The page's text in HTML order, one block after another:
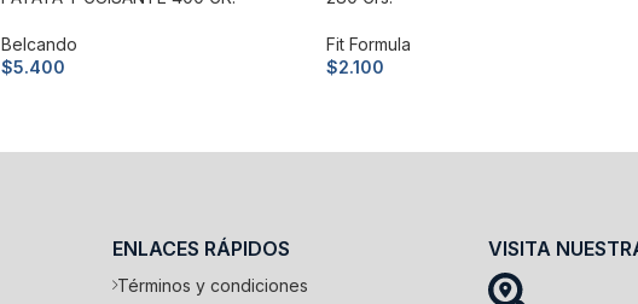
Belcando
$5.400
Fit Formula
$2.100
ENLACES RÁPIDOS
Términos y condiciones
VISITA